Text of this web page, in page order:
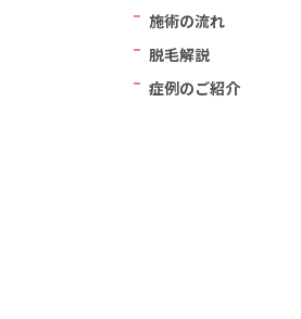
施術の流れ
脱毛解説
症例のご紹介